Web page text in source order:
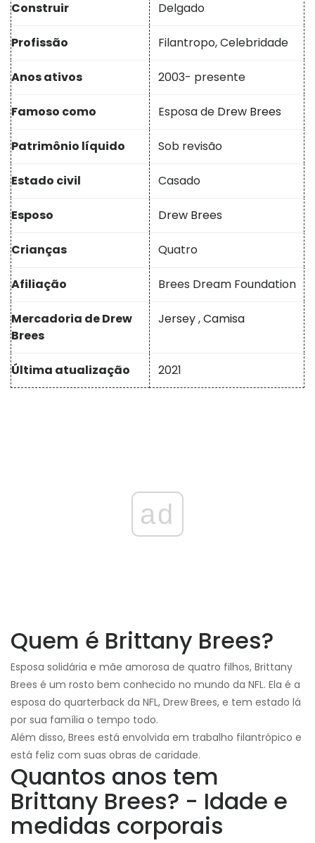
Construir Delgado
Profissão Filantropo, Celebridade
Anos ativos 2003- presente
Famoso como Esposa de Drew Brees
Patrimônio líquido Sob revisão
Estado civil Casado
Esposo Drew Brees
Crianças Quatro
Afiliação Brees Dream Foundation
Mercadoria de Drew
Brees
Jersey,Camisa
Última atualização 2021
ad
Quem é Brittany Brees?
Esposa solidária e mãe amorosa de quatro filhos, Brittany
Brees é um rosto bem conhecido no mundo da NFL. Ela é a
esposa do quarterback da NFL, Drew Brees, e tem estado lá
por sua família o tempo todo.
Além disso, Brees está envolvida em trabalho filantrópico e
está feliz com suas obras de caridade.
Quantos anos tem
Brittany Brees? - Idade e
medidas corporais